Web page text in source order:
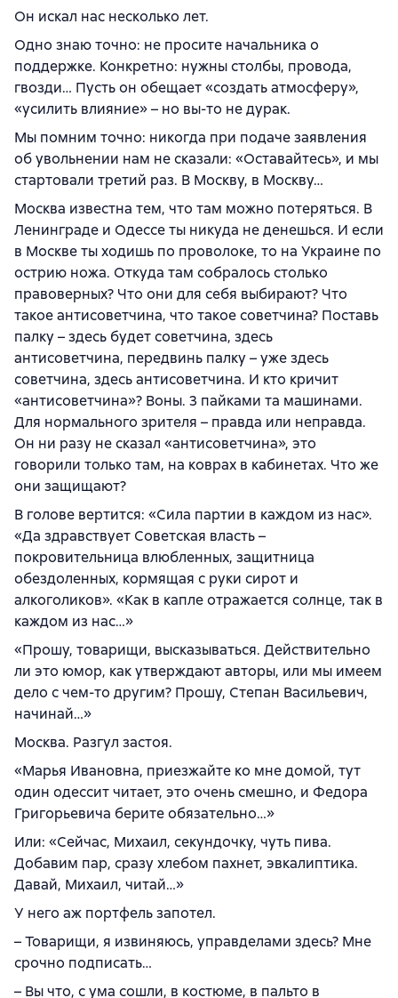
Он искал нас несколько лет.
Одно знаю точно: не просите начальника о
поддержке. Конкретно: нужны столбы, провода,
гвозди… Пусть он обещает «создать атмосферу»,
«усилить влияние» – но вы-то не дурак.
Мы помним точно: никогда при подаче заявления
об увольнении нам не сказали: «Оставайтесь», и мы
стартовали третий раз. В Москву, в Москву…
Москва известна тем, что там можно потеряться. В
Ленинграде и Одессе ты никуда не денешься. И если
в Москве ты ходишь по проволоке, то на Украине по
острию ножа. Откуда там собралось столько
правоверных? Что они для себя выбирают? Что
такое антисоветчина, что такое советчина? Поставь
палку – здесь будет советчина, здесь
антисоветчина, передвинь палку – уже здесь
советчина, здесь антисоветчина. И кто кричит
«антисоветчина»? Воны. 3 пайками та машинами.
Для нормального зрителя – правда или неправда.
Он ни разу не сказал «антисоветчина», это
говорили только там, на коврах в кабинетах. Что же
они защищают?
В голове вертится: «Сила партии в каждом из нас».
«Да здравствует Советская власть –
покровительница влюбленных, защитница
обездоленных, кормящая с руки сирот и
алкоголиков». «Как в капле отражается солнце, так в
каждом из нас…»
«Прошу, товарищи, высказываться. Действительно
ли это юмор, как утверждают авторы, или мы имеем
дело с чем-то другим? Прошу, Степан Васильевич,
начинай…»
Москва. Разгул застоя.
«Марья Ивановна, приезжайте ко мне домой, тут
один одессит читает, это очень смешно, и Федора
Григорьевича берите обязательно…»
Или: «Сейчас, Михаил, секундочку, чуть пива.
Добавим пар, сразу хлебом пахнет, эвкалиптика.
Давай, Михаил, читай…»
У него аж портфель запотел.
– Товарищи, я извиняюсь, управделами здесь? Мне
срочно подписать…
– Вы что, с ума сошли, в костюме, в пальто в